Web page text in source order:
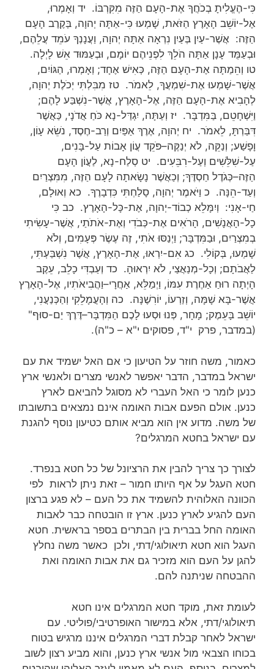
כִּי-הֶעֱלִיתָ בְכֹחֲךָ אֶת-הָעָם הַזֶּה מִקִּרְבּוֹ. יד וְאָמְרוּ,
אֶל-יוֹשֵׁב הָאָרֶץ הַזֹּאת, שָׁמְעוּ כִּי-אַתָּה יְהוָה, בְּקֶרֶב הָעָם
הַזֶּה: אֲשֶׁר-עַיִן בְּעַיִן נִרְאָה אַתָּה יְהוָה, וַעֲנָנְךָ עֹמֵד עֲלֵהֶם,
וּבְעַמֻּד עָנָן אַתָּה הֹלֵךְ לִפְנֵיהֶם יוֹמָם, וּבְעַמּוּד אֵשׁ לָיְלָה.
טו וְהֵמַתָּה אֶת-הָעָם הַזֶּה, כְּאִישׁ אֶחָד; וְאָמְרוּ, הַגּוֹיִם,
אֲשֶׁר-שָׁמְעוּ אֶת-שִׁמְעֲךָ, לֵאמֹר. טז מִבִּלְתִּי יְכֹלֶת יְהוָה,
לְהָבִיא אֶת-הָעָם הַזֶּה, אֶל-הָאָרֶץ, אֲשֶׁר-נִשְׁבַּע לָהֶם;
וַיִּשְׁחָטֵם, בַּמִּדְבָּר. יז וְעַתָּה, יִגְדַּל-נָא כֹּחַ אֲדֹנָי, כַּאֲשֶׁר
דִּבַּרְתָּ, לֵאמֹר. יח יְהוָה, אֶרֶךְ אַפַּיִם וְרַב-חֶסֶד, נֹשֵׂא עָו‍ֹן,
וָפָשַׁע; וְנַקֵּה, לֹא יְנַקֶּה–פֹּקֵד עֲו‍ֹן אָבוֹת עַל-בָּנִים,
עַל-שִׁלֵּשִׁים וְעַל-רִבֵּעִים. יט סְלַח-נָא, לַעֲו‍ֹן הָעָם
הַזֶּה–כְּגֹדֶל חַסְדֶּךָ; וְכַאֲשֶׁר נָשָׂאתָה לָעָם הַזֶּה, מִמִּצְרַיִם
וְעַד-הֵנָּה. כ וַיֹּאמֶר יְהוָה, סָלַחְתִּי כִּדְבָרֶךָ. כא וְאוּלָם,
חַי-אָנִי: וְיִמָּלֵא כְבוֹד-יְהוָה, אֶת-כָּל-הָאָרֶץ. כב כִּי
כָל-הָאֲנָשִׁים, הָרֹאִים אֶת-כְּבֹדִי וְאֶת-אֹתֹתַי, אֲשֶׁר-עָשִׂיתִי
בְמִצְרַיִם, וּבַמִּדְבָּר; וַיְנַסּוּ אֹתִי, זֶה עֶשֶׂר פְּעָמִים, וְלֹא
שָׁמְעוּ, בְּקוֹלִי. כג אִם-יִרְאוּ, אֶת-הָאָרֶץ, אֲשֶׁר נִשְׁבַּעְתִּי,
לַאֲבֹתָם; וְכָל-מְנַאֲצַי, לֹא יִרְאוּהָ. כד וְעַבְדִּי כָלֵב, עֵקֶב
הָיְתָה רוּחַ אַחֶרֶת עִמּוֹ, וַיְמַלֵּא, אַחֲרָי–וַהֲבִיאֹתִיו, אֶל-הָאָרֶץ
אֲשֶׁר-בָּא שָׁמָּה, וְזַרְעוֹ, יוֹרִשֶׁנָּה. כה וְהָעֲמָלֵקִי וְהַכְּנַעֲנִי,
יוֹשֵׁב בָּעֵמֶק; מָחָר, פְּנוּ וּסְעוּ לָכֶם הַמִּדְבָּר–דֶּרֶךְ יַם-סוּף"
(במדבר, פרק י"ד, פסוקים י"א – כ"ה).
כאמור, משה חוזר על הטיעון כי אם האל ישמיד את עם
ישראל במדבר, הדבר יאפשר לאנשי מצרים ולאנשי ארץ
כנען לומר כי האל העברי לא מסוגל להביאם לארץ
כנען. אולם הפעם אבות האומה אינם נמצאים בתשובתו
של משה. מדוע אין הוא מביא אותם כטיעון נוסף להגנת
עם ישראל בחטא המרגלים?
לצורך כך צריך להבין את הרציונל של כל חטא בנפרד.
חטא העגל על אף היותו חמור – זאת ניתן לראות לפי
הכוונה האלוהית להשמיד את כל העם – לא פגע ברצון
העם להגיע לארץ כנען. ארץ זו הובטחה כבר לאבות
האומה החל בברית בין הבתרים בספר בראשית. חטא
העגל הוא חטא תיאולוגי/דתי, ולכן כאשר משה נחלץ
להגן על העם הוא מזכיר גם את אבות האומה ואת
ההבטחה שניתנה להם.
לעומת זאת, מוקד חטא המרגלים אינו חטא
תיאולוגי/דתי, אלא במישור האופרטיבי/פוליטי. עם
ישראל לאחר קבלת דברי המרגלים איננו מרגיש בטוח
בכוחו הצבאי מול אנשי ארץ כנען, והוא מביע רצון לשוב